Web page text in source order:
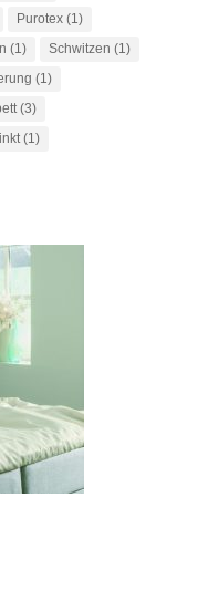
Purotex(1)
(1) Schwitzen (1)
(1)
(3)
(1)